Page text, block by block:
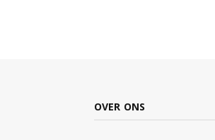
OVER ONS